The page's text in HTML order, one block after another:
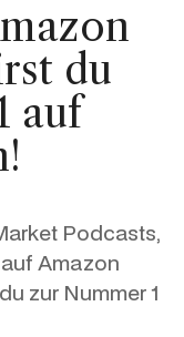
du
auf
Podcasts,
Amazon
zur Nummer 1